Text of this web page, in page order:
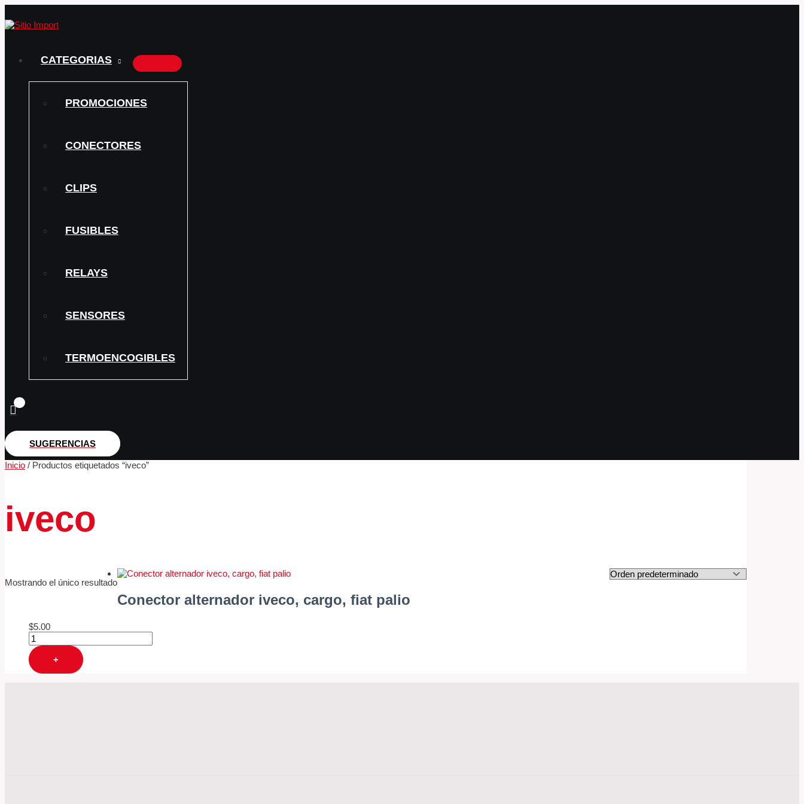
Ir
contenido
CATEGORIAS
ALTERNAR
PROMOCIONES
CONECTORES
CLIPS
FUSIBLES
RELAYS
SENSORES
TERMOENCOGIBLES
SUGERENCIAS
Inicio / Productos etiquetados “iveco”
iveco
Mostrando el único resultado
Conector alternador iveco, cargo, fiat palio
$5.00
Conector
iveco,
palio
cantidad
+